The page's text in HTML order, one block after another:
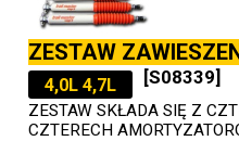
ZESTAW
4,0L 4,7L [S08339]
ZESTAW SKŁADA SIĘ Z
CZTERECH